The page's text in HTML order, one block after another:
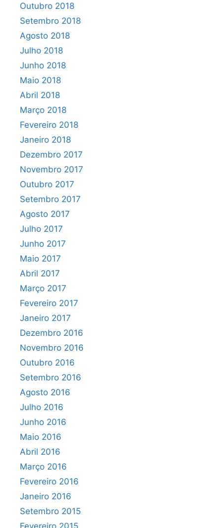
Outubro 2018
Setembro 2018
Agosto 2018
Julho 2018
Junho 2018
Maio 2018
Abril 2018
Março 2018
Fevereiro 2018
Janeiro 2018
Dezembro 2017
Novembro 2017
Outubro 2017
Setembro 2017
Agosto 2017
Julho 2017
Junho 2017
Maio 2017
Abril 2017
Março 2017
Fevereiro 2017
Janeiro 2017
Dezembro 2016
Novembro 2016
Outubro 2016
Setembro 2016
Agosto 2016
Julho 2016
Junho 2016
Maio 2016
Abril 2016
Março 2016
Fevereiro 2016
Janeiro 2016
Setembro 2015
Fevereiro 2015